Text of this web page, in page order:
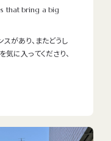
that bring a big
があり、またどうし
に入ってくださり、
のそれぞれが主張し